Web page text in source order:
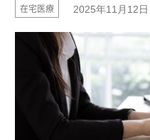
在宅医療 2025年11月12日